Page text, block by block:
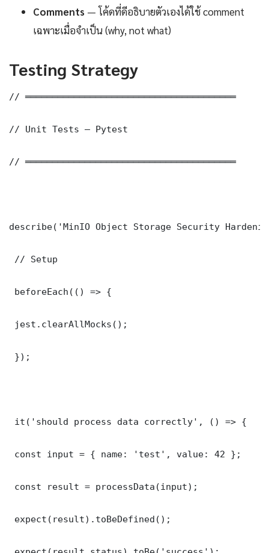
Comments — โค้ดที่ดีอธิบายตัวเองได้ใช้ comment
เฉพาะเมื่อจำเป็น (why, not what)
Testing Strategy
// ═══════════════════════════════════════
// Unit Tests — Pytest
// ═══════════════════════════════════════
describe('MinIO Object Storage Security
// Setup
beforeEach(() => {
jest.clearAllMocks();
});
it('should process data correctly', () => {
const input = { name: 'test', value: 42 };
const result = processData(input);
expect(result).toBeDefined();